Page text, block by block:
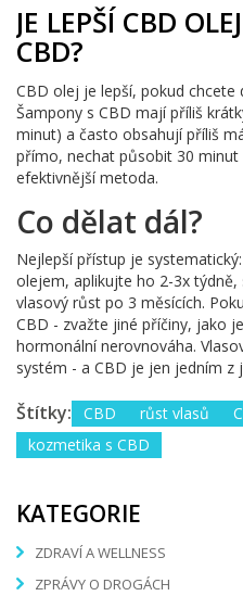
JE LEPŠÍ CBD
CBD?
CBD olej je lepší, pokud
Šampony s CBD mají příliš
minut) a často obsahují příliš
přímo, nechat působit 30
efektivnější metoda.
Co dělat dál?
Nejlepší přístup je
olejem, aplikujte ho 2-3x týdně,
vlasový růst po 3 měsících.
CBD - zvažte jiné příčiny, jako
hormonální nerovnováha.
systém - a CBD je jen jedním z
Štítky: CBD růst vlasů
kozmetika s CBD
KATEGORIE
ZDRAVÍ A WELLNESS
ZPRÁVY O DROGÁCH